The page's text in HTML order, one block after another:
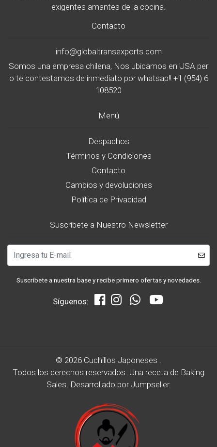
exigentes amantes de la cocina.
Contacto
info@globaltransexports.com
Somos una empresa chilena, Nos ubicamos en USA per
o te contestamos de inmediato por whatsap!! +1 (954) 6
108520
Menú
Despachos
Términos y Condiciones
Contacto
Cambios y devoluciones
Política de Privacidad
Suscríbete a Nuestro Newsletter
Suscríbete a nuestra base y recibe primero ofertas y novedades.
Síguenos:
© 2026 Cuchillos Japoneses .
Todos los derechos reservados. Una receta de Baking
Sales. Desarrollado por Jumpseller.